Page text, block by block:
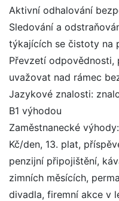
Aktivní odhalování
Sledování a
týkajících se čistoty na
Převzetí
uvažovat nad rámec
Jazykové znalosti:
B1 výhodou
Zaměstnanecké
Kč/den, 13. plat,
penzijní připojištění,
zimních měsících,
divadla, firemní akce v